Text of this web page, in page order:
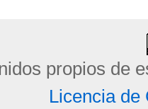
propios de
Licencia de